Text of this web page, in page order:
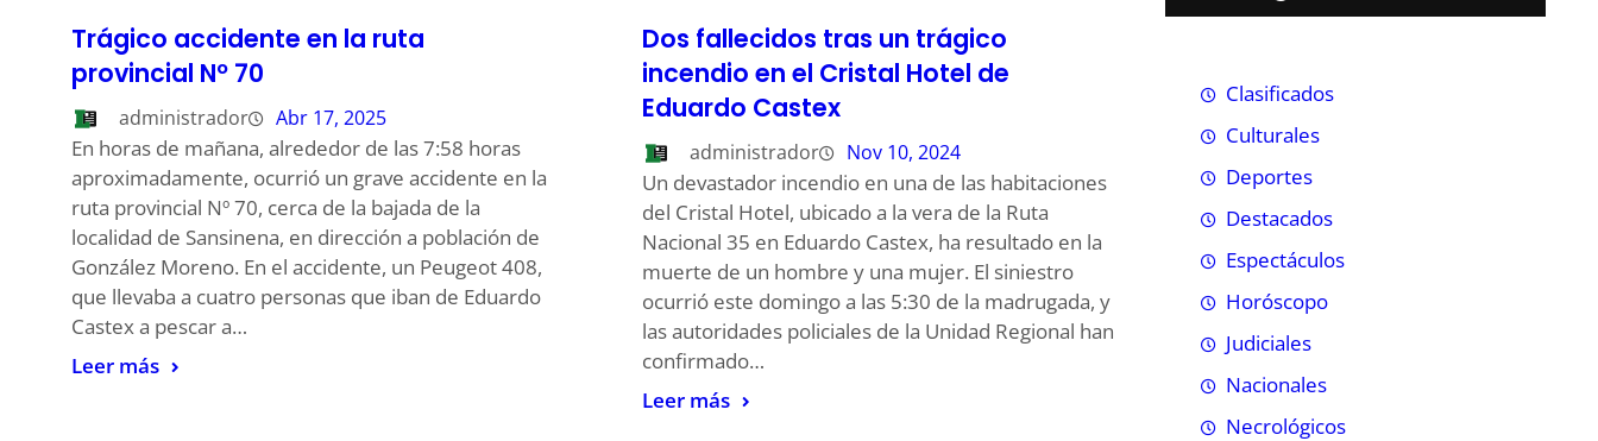
Trágico accidente en la ruta
provincial Nº 70
administrador Abr 17, 2025
En horas de mañana, alrededor de las 7:58 horas
aproximadamente, ocurrió un grave accidente en la
ruta provincial Nº 70, cerca de la bajada de la
localidad de Sansinena, en dirección a población de
González Moreno. En el accidente, un Peugeot 408,
que llevaba a cuatro personas que iban de Eduardo
Castex a pescar a…
Leer más
Dos fallecidos tras un trágico
incendio en el Cristal Hotel de
Eduardo Castex
administrador Nov 10, 2024
Un devastador incendio en una de las habitaciones
del Cristal Hotel, ubicado a la vera de la Ruta
Nacional 35 en Eduardo Castex, ha resultado en la
muerte de un hombre y una mujer. El siniestro
ocurrió este domingo a las 5:30 de la madrugada, y
las autoridades policiales de la Unidad Regional han
confirmado…
Leer más
Clasificados
Culturales
Deportes
Destacados
Espectáculos
Horóscopo
Judiciales
Nacionales
Necrológicos